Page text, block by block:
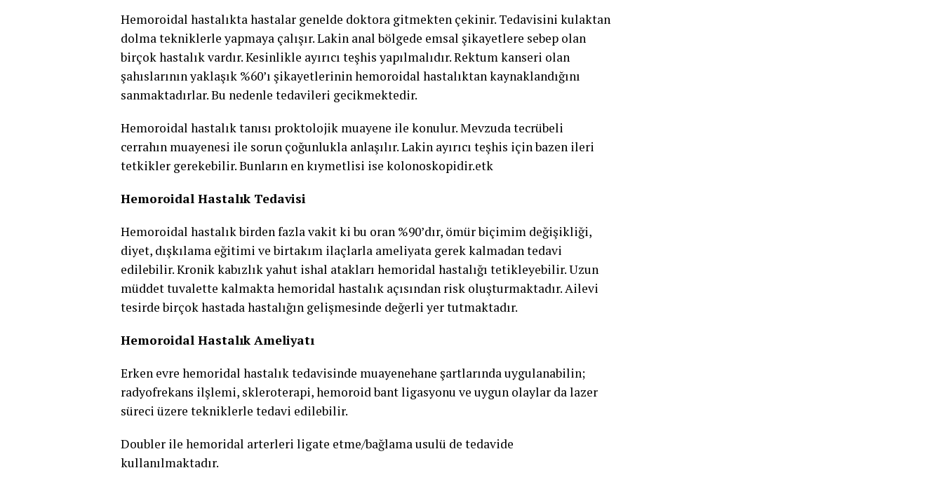
Hemoroidal hastalıkta hastalar genelde doktora gitmekten çekinir. Tedavisini kulaktan
dolma tekniklerle yapmaya çalışır. Lakin anal bölgede emsal şikayetlere sebep olan
birçok hastalık vardır. Kesinlikle ayırıcı teşhis yapılmalıdır. Rektum kanseri olan
şahıslarının yaklaşık %60’ı şikayetlerinin hemoroidal hastalıktan kaynaklandığını
sanmaktadırlar. Bu nedenle tedavileri gecikmektedir.
Hemoroidal hastalık tanısı proktolojik muayene ile konulur. Mevzuda tecrübeli
cerrahın muayenesi ile sorun çoğunlukla anlaşılır. Lakin ayırıcı teşhis için bazen ileri
tetkikler gerekebilir. Bunların en kıymetlisi ise kolonoskopidir.etk
Hemoroidal Hastalık Tedavisi
Hemoroidal hastalık birden fazla vakit ki bu oran %90’dır, ömür biçimim değişikliği,
diyet, dışkılama eğitimi ve birtakım ilaçlarla ameliyata gerek kalmadan tedavi
edilebilir. Kronik kabızlık yahut ishal atakları hemoridal hastalığı tetikleyebilir. Uzun
müddet tuvalette kalmakta hemoridal hastalık açısından risk oluşturmaktadır. Ailevi
tesirde birçok hastada hastalığın gelişmesinde değerli yer tutmaktadır.
Hemoroidal Hastalık Ameliyatı
Erken evre hemoridal hastalık tedavisinde muayenehane şartlarında uygulanabilin;
radyofrekans ilşlemi, skleroterapi, hemoroid bant ligasyonu ve uygun olaylar da lazer
süreci üzere tekniklerle tedavi edilebilir.
Doubler ile hemoridal arterleri ligate etme/bağlama usulü de tedavide
kullanılmaktadır.